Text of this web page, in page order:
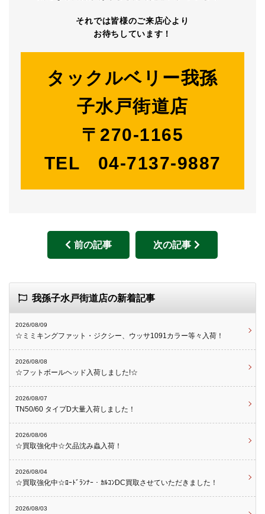
それでは皆様のご来店心より
お待ちしています！
タックルベリー我孫
子水戸街道店
〒270-1165
TEL 04-7137-9887
前の記事 次の記事
我孫子水戸街道店の新着記事
2026/08/09
☆ミミキングファット・ジクシー、ウッサ1091カラー等々入荷！
2026/08/08
☆フットボールヘッド入荷しました!☆
2026/08/07
TN50/60 タイプD大量入荷しました！
2026/08/06
☆買取強化中☆欠品沈み蟲入荷！
2026/08/04
☆買取強化中☆ﾛｰﾄﾞﾗﾝﾅｰ・ｶﾙｺﾝDC買取させていただきました！
2026/08/03